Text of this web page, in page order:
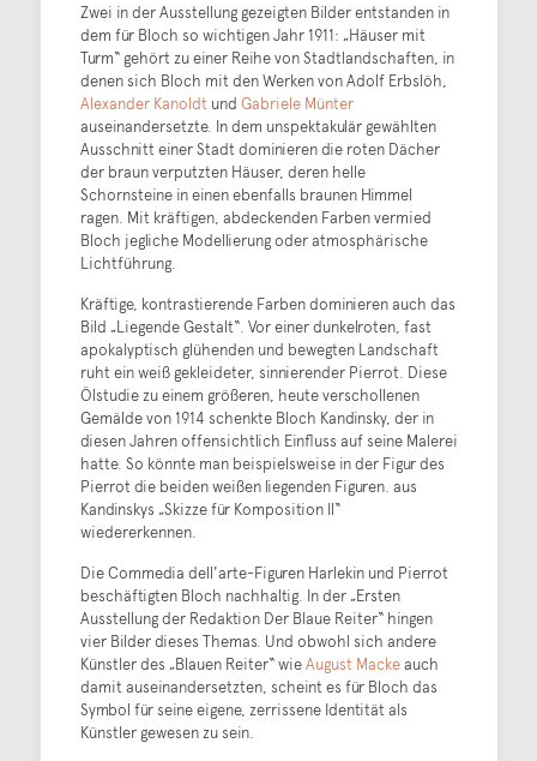
Zwei in der Ausstellung gezeigten Bilder entstanden in
dem für Bloch so wichtigen Jahr 1911: „Häuser mit
Turm“ gehört zu einer Reihe von Stadtlandschaften, in
denen sich Bloch mit den Werken von Adolf Erbslöh,
Alexander Kanoldtund Gabriele Münter
auseinandersetzte. In dem unspektakulär gewählten
Ausschnitt einer Stadt dominieren die roten Dächer
der braun verputzten Häuser, deren helle
Schornsteine in einen ebenfalls braunen Himmel
ragen. Mit kräftigen, abdeckenden Farben vermied
Bloch jegliche Modellierung oder atmosphärische
Lichtführung.
Kräftige, kontrastierende Farben dominieren auch das
Bild „Liegende Gestalt“. Vor einer dunkelroten, fast
apokalyptisch glühenden und bewegten Landschaft
ruht ein weiß gekleideter, sinnierender Pierrot. Diese
Ölstudie zu einem größeren, heute verschollenen
Gemälde von 1914 schenkte Bloch Kandinsky, der in
diesen Jahren offensichtlich Einfluss auf seine Malerei
hatte. So könnte man beispielsweise in der Figur des
Pierrot die beiden weißen liegenden Figuren. aus
Kandinskys „Skizze für Komposition Il“
wiedererkennen.
Die Commedia dell'arte-Figuren Harlekin und Pierrot
beschäftigten Bloch nachhaltig. In der „Ersten
Ausstellung der Redaktion Der Blaue Reiter“ hingen
vier Bilder dieses Themas. Und obwohl sich andere
Künstler des „Blauen Reiter“ wieAugust Mackeauch
damit auseinandersetzten, scheint es für Bloch das
Symbol für seine eigene, zerrissene Identität als
Künstler gewesen zu sein.